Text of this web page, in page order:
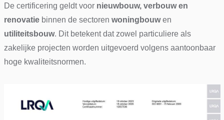
De certificering geldt voor nieuwbouw, verbouw en
renovatiebinnen de sectoren woningbouwen
utiliteitsbouw. Dit betekent dat zowel particuliere als
zakelijke projecten worden uitgevoerd volgens aantoonbaar
hoge kwaliteitsnormen.